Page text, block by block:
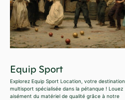
Equip Sport
Explorez Equip Sport Location, votre destination
multisport spécialisée dans la pétanque ! Louez
aisément du matériel de qualité grâce à notre